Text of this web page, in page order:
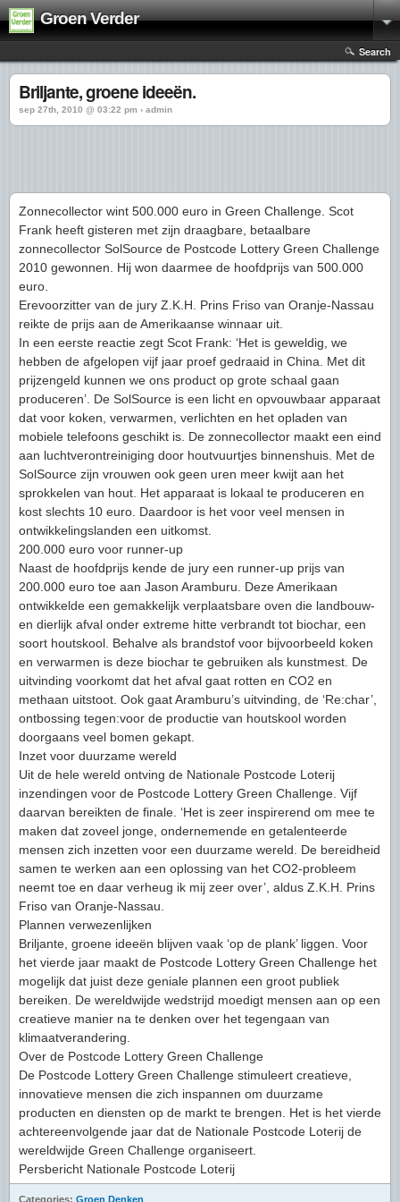
Groen Verder
Search
Briljante, groene ideeën.
sep 27th, 2010 @ 03:22 pm › admin
Zonnecollector wint 500.000 euro in Green Challenge. Scot
Frank heeft gisteren met zijn draagbare, betaalbare
zonnecollector SolSource de Postcode Lottery Green Challenge
2010 gewonnen. Hij won daarmee de hoofdprijs van 500.000
euro.
Erevoorzitter van de jury Z.K.H. Prins Friso van Oranje-Nassau
reikte de prijs aan de Amerikaanse winnaar uit.
In een eerste reactie zegt Scot Frank: ‘Het is geweldig, we
hebben de afgelopen vijf jaar proef gedraaid in China. Met dit
prijzengeld kunnen we ons product op grote schaal gaan
produceren’. De SolSource is een licht en opvouwbaar apparaat
dat voor koken, verwarmen, verlichten en het opladen van
mobiele telefoons geschikt is. De zonnecollector maakt een eind
aan luchtverontreiniging door houtvuurtjes binnenshuis. Met de
SolSource zijn vrouwen ook geen uren meer kwijt aan het
sprokkelen van hout. Het apparaat is lokaal te produceren en
kost slechts 10 euro. Daardoor is het voor veel mensen in
ontwikkelingslanden een uitkomst.
200.000 euro voor runner-up
Naast de hoofdprijs kende de jury een runner-up prijs van
200.000 euro toe aan Jason Aramburu. Deze Amerikaan
ontwikkelde een gemakkelijk verplaatsbare oven die landbouw-
en dierlijk afval onder extreme hitte verbrandt tot biochar, een
soort houtskool. Behalve als brandstof voor bijvoorbeeld koken
en verwarmen is deze biochar te gebruiken als kunstmest. De
uitvinding voorkomt dat het afval gaat rotten en CO2 en
methaan uitstoot. Ook gaat Aramburu’s uitvinding, de ‘Re:char’,
ontbossing tegen:voor de productie van houtskool worden
doorgaans veel bomen gekapt.
Inzet voor duurzame wereld
Uit de hele wereld ontving de Nationale Postcode Loterij
inzendingen voor de Postcode Lottery Green Challenge. Vijf
daarvan bereikten de finale. ‘Het is zeer inspirerend om mee te
maken dat zoveel jonge, ondernemende en getalenteerde
mensen zich inzetten voor een duurzame wereld. De bereidheid
samen te werken aan een oplossing van het CO2-probleem
neemt toe en daar verheug ik mij zeer over’, aldus Z.K.H. Prins
Friso van Oranje-Nassau.
Plannen verwezenlijken
Briljante, groene ideeën blijven vaak ‘op de plank’ liggen. Voor
het vierde jaar maakt de Postcode Lottery Green Challenge het
mogelijk dat juist deze geniale plannen een groot publiek
bereiken. De wereldwijde wedstrijd moedigt mensen aan op een
creatieve manier na te denken over het tegengaan van
klimaatverandering.
Over de Postcode Lottery Green Challenge
De Postcode Lottery Green Challenge stimuleert creatieve,
innovatieve mensen die zich inspannen om duurzame
producten en diensten op de markt te brengen. Het is het vierde
achtereenvolgende jaar dat de Nationale Postcode Loterij de
wereldwijde Green Challenge organiseert.
Persbericht Nationale Postcode Loterij
Categories: Groen Denken